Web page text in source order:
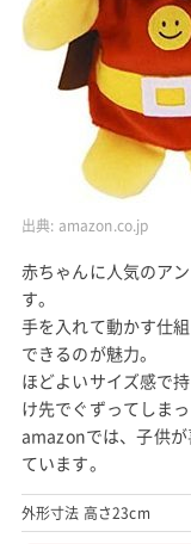
出典: amazon.co.jp
赤ちゃんに人気のア
す。
手を入れて動かす仕
できるのが魅力。
ほどよいサイズ感で
け先でぐずってしま
amazonでは、子供
ています。
外形寸法 高さ23cm